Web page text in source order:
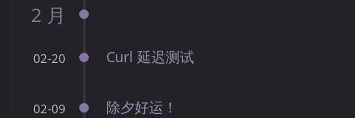
2 月
02-20 Curl 延迟测试
02-09 除夕好运！